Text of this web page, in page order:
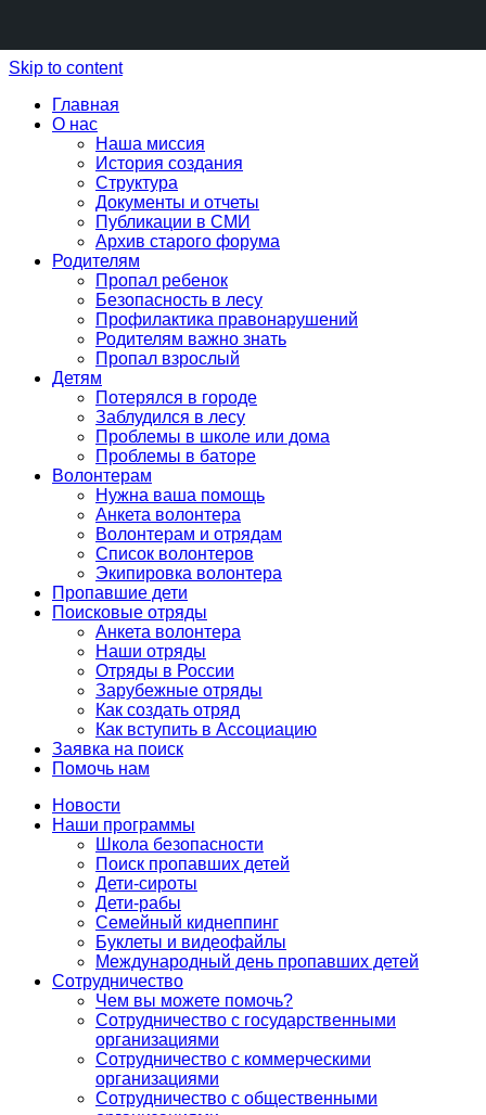
Skip to content
Главная
О нас
Наша миссия
История создания
Структура
Документы и отчеты
Публикации в СМИ
Архив старого форума
Родителям
Пропал ребенок
Безопасность в лесу
Профилактика правонарушений
Родителям важно знать
Пропал взрослый
Детям
Потерялся в городе
Заблудился в лесу
Проблемы в школе или дома
Проблемы в баторе
Волонтерам
Нужна ваша помощь
Анкета волонтера
Волонтерам и отрядам
Список волонтеров
Экипировка волонтера
Пропавшие дети
Поисковые отряды
Анкета волонтера
Наши отряды
Отряды в России
Зарубежные отряды
Как создать отряд
Как вступить в Ассоциацию
Заявка на поиск
Помочь нам
Новости
Наши программы
Школа безопасности
Поиск пропавших детей
Дети-сироты
Дети-рабы
Семейный киднеппинг
Буклеты и видеофайлы
Международный день пропавших детей
Сотрудничество
Чем вы можете помочь?
Сотрудничество с государственными
организациями
Сотрудничество с коммерческими
организациями
Сотрудничество с общественными